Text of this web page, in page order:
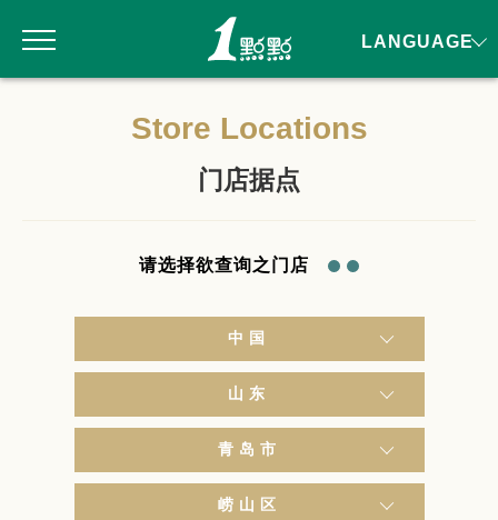
Store Locations
门店据点
请选择欲查询之门店
中国
山东
青岛市
崂山区
LANGUAGE